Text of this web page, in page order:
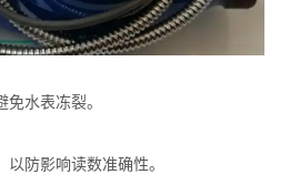
水表冻裂。
防影响读数准确性。